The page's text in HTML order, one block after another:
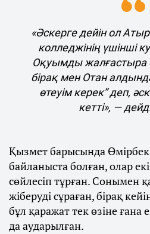
«Әскерге дейін ол
колледжінің үшінші
Оқуымды жалғастыра
бірақ мен Отан
өтеуім керек” деп,
кетті», —
Қызмет барысында
байланыста болған, олар
сөйлесіп тұрған. Сонымен
жіберуді сұраған, бірақ
бұл қаражат тек өзіне ғана
да аударылған.